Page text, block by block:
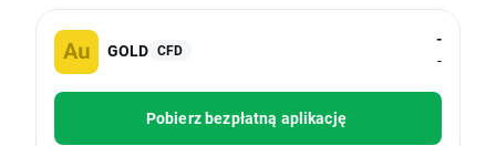
GOLD CFD
-
-
Pobierz bezpłatną aplikację